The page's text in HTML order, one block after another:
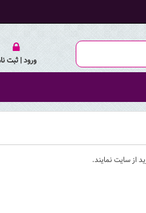
ورود | ثبت
از سایت نمایند.